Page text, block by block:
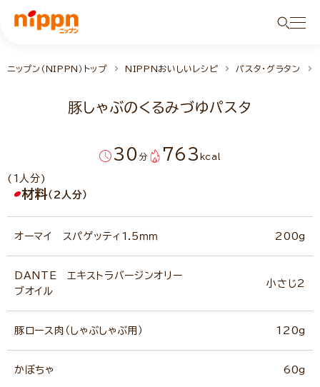
ニップン（NIPPN）トップ NIPPNおいしいレシピ パスタ・グラタン
豚しゃぶのくるみづゆパスタ
30 分 763 kcal
(1人分)
材料（2人分）
オーマイ スパゲッティ1.5ｍｍ 200g
DANTE エキストラバージンオリー
ブオイル
小さじ2
豚ロース肉（しゃぶしゃぶ用） 120g
かぼちゃ 60g